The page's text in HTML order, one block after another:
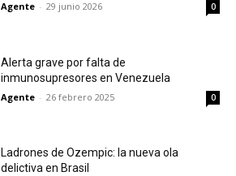
Agente - 29 junio 2026 0
Alerta grave por falta de
inmunosupresores en Venezuela
Agente - 26 febrero 2025 0
Ladrones de Ozempic: la nueva ola
delictiva en Brasil